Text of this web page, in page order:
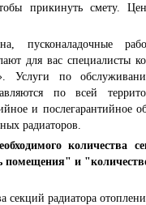
прикинуть смету.
пусконаладочные
для вас специалисты
Услуги по
по всей
и послегарантийное
радиаторов.
количества
и
секций радиатора